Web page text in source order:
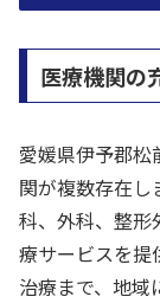
医療機関の
愛媛県伊予郡
関が複数存在し
科、外科、整形
療サービスを提
治療まで、地域